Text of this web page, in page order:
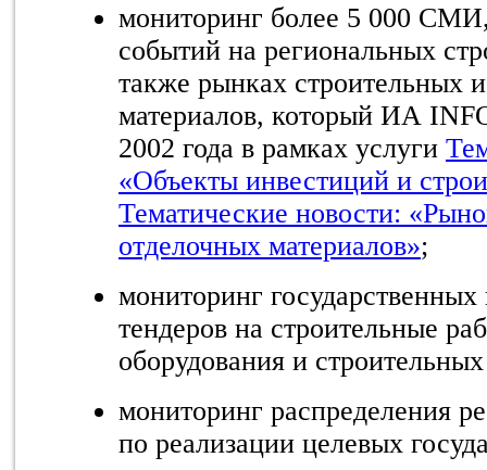
мониторинг более 5 000
событий на региональных
также рынках строительных
материалов, который ИА
2002 года в рамках услуги
«Объекты инвестиций и
Тематические новости:
отделочных материалов»;
мониторинг
тендеров на строительные
оборудования и
мониторинг распределения
по реализации целевых